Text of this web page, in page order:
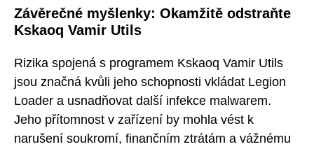
Závěrečné myšlenky: Okamžitě odstraňte
Kskaoq Vamir Utils
Rizika spojená s programem Kskaoq Vamir Utils
jsou značná kvůli jeho schopnosti vkládat Legion
Loader a usnadňovat další infekce malwarem.
Jeho přítomnost v zařízení by mohla vést k
narušení soukromí, finančním ztrátám a vážnému